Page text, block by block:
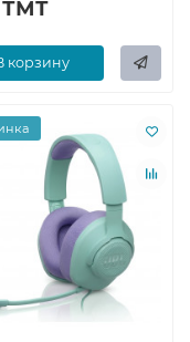
ТМТ
корзину